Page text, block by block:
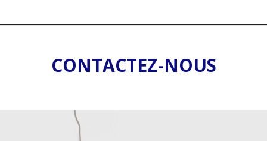
CONTACTEZ-NOUS